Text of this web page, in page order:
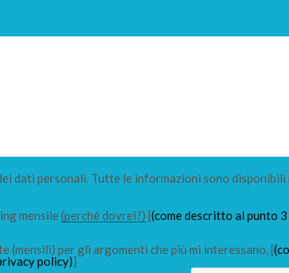
dati personali. Tutte le informazioni sono disponibili
mensile (perché dovrei?) [(come descritto al punto
per gli argomenti che più mi interessano, [
policy)]